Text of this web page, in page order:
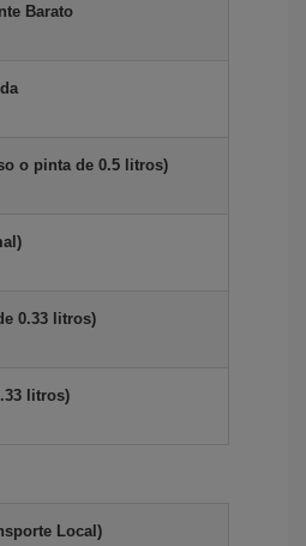
Barato
o pinta de 0.5 litros)
0.33 litros)
litros)
Local)